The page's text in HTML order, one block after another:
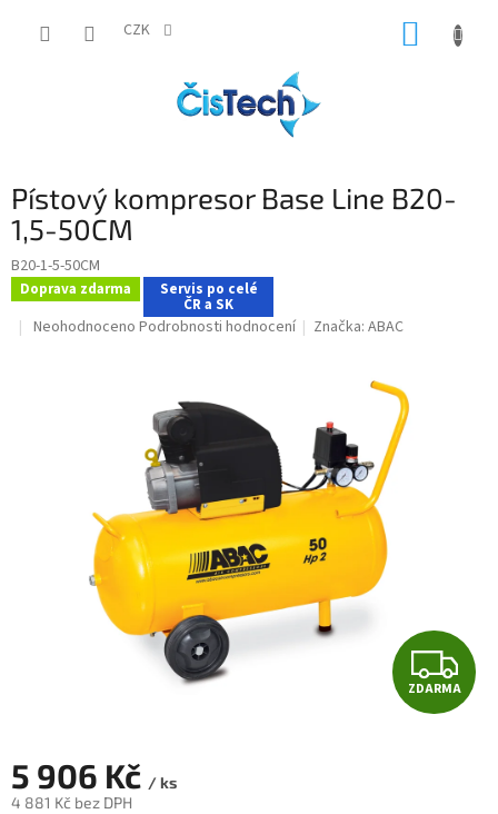
CZK
Pístový kompresor Base Line B20-
1,5-50CM
B20-1-5-50CM
Doprava zdarma Servis po celé
ČR a SK
Průměrné
Neohodnoceno Podrobnosti hodnocení Značka:ABAC
Z
D
ZDARMA
5 906 Kč / ks
4 881 Kč bez DPH